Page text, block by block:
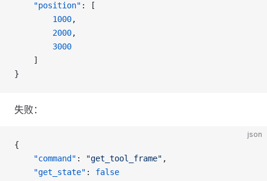
    "position"
: [
        1000
,
        2000
,
        3000
    ]
}
失败：
json
{
    "command"
: "get_tool_frame" ,
    "get_state"
: false